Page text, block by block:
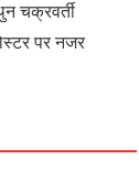
चक्रवर्ती
पर नजर